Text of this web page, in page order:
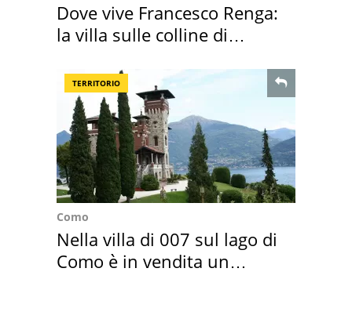
Dove vive Francesco Renga:
la villa sulle colline di
TERRITORIO
Como
Nella villa di 007 sul lago di
Como è in vendita un